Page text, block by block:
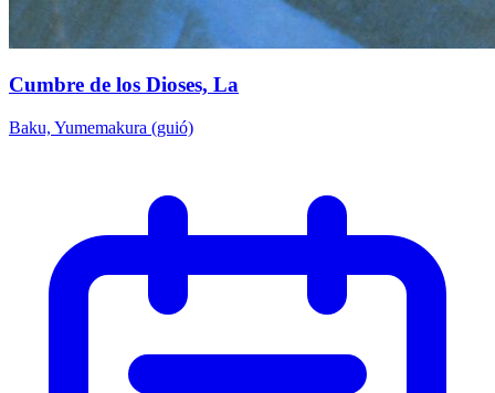
Cumbre de los Dioses, La
Baku, Yumemakura (guió)